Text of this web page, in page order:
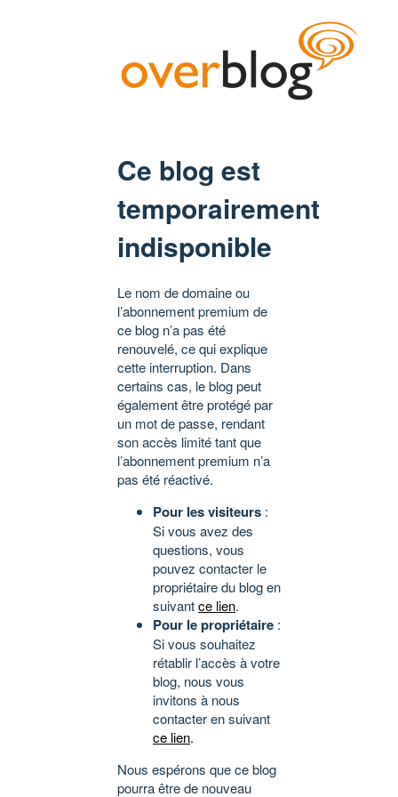
Ce blog est
temporairement
indisponible
Le nom de domaine ou
l’abonnement premium de
ce blog n’a pas été
renouvelé, ce qui explique
cette interruption. Dans
certains cas, le blog peut
également être protégé par
un mot de passe, rendant
son accès limité tant que
l’abonnement premium n’a
pas été réactivé.
Pour les visiteurs :
Si vous avez des
questions, vous
pouvez contacter le
propriétaire du blog en
suivantce lien.
Pour le propriétaire :
Si vous souhaitez
rétablir l’accès à votre
blog, nous vous
invitons à nous
contacter en suivant
ce lien.
Nous espérons que ce blog
pourra être de nouveau